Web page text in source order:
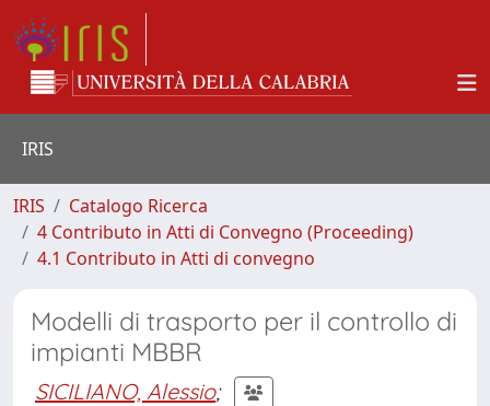
IRIS
IRIS
Catalogo Ricerca
4 Contributo in Atti di Convegno (Proceeding)
4.1 Contributo in Atti di convegno
Modelli di trasporto per il controllo di
impianti MBBR
SICILIANO, Alessio;